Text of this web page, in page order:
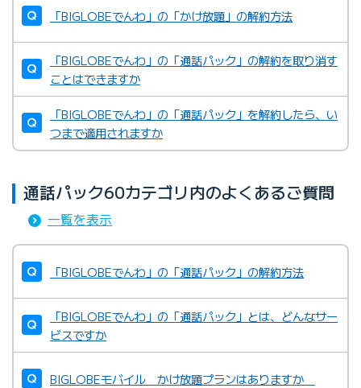
「BIGLOBEでんわ」の「かけ放題」の解約方法
「BIGLOBEでんわ」の「通話パック」の解約を取り消す
ことはできますか
「BIGLOBEでんわ」の「通話パック」を解約したら、い
つまで適用されますか
通話パック60カテゴリ内のよくあるご質問
一覧を表示
「BIGLOBEでんわ」の「通話パック」の解約方法
「BIGLOBEでんわ」の「通話パック」とは、どんなサー
ビスですか
BIGLOBEモバイル かけ放題プランはありますか